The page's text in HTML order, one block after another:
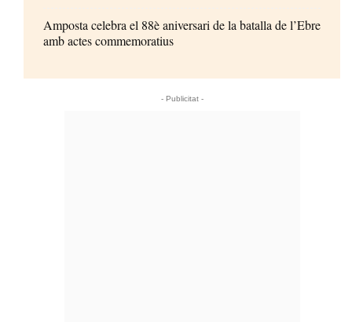
Amposta celebra el 88è aniversari de la batalla de l’Ebre
amb actes commemoratius
- Publicitat -